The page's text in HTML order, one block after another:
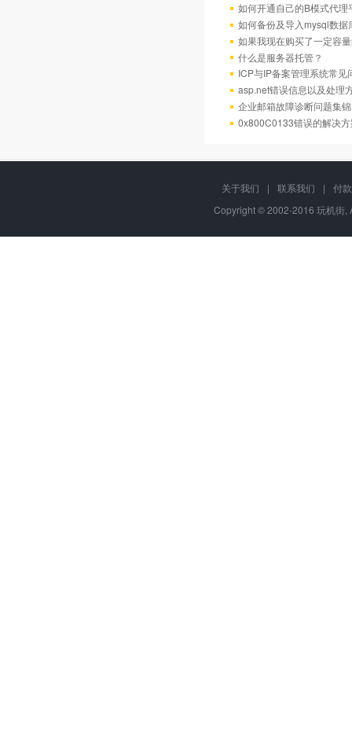
如何开通自己的B模式代理
如何备份及导入mysql数据
如果我现在购买了一定容
什么是服务器托管？
ICP与IP备案管理系统常见
asp.net错误信息以及处理
企业邮箱故障诊断问题集锦
0x800C0133错误的解决
关于我们 | 联系我们 |
付
Copyright © 2002-2016 玩机街